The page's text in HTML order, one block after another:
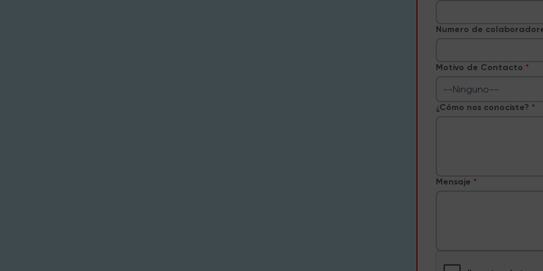
Numero de
Motivo de Contacto
--Ninguno--
¿Cómo nos conociste?
Mensaje